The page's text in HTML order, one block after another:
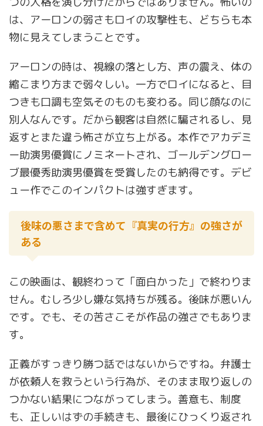
は、アーロンの弱さもロイの攻撃性も、どちらも本
物に見えてしまうことです。
アーロンの時は、視線の落とし方、声の震え、体の
縮こまり方まで弱々しい。一方でロイになると、目
つきも口調も空気そのものも変わる。同じ顔なのに
別人なんです。だから観客は自然に騙されるし、見
返すとまた違う怖さが立ち上がる。本作でアカデミ
ー助演男優賞にノミネートされ、ゴールデングロー
ブ最優秀助演男優賞を受賞したのも納得です。デビ
ュー作でこのインパクトは強すぎます。
後味の悪さまで含めて『真実の行方』の強さが
ある
この映画は、観終わって「面白かった」で終わりま
せん。むしろ少し嫌な気持ちが残る。後味が悪いん
です。でも、その苦さこそが作品の強さでもありま
す。
正義がすっきり勝つ話ではないからですね。弁護士
が依頼人を救うという行為が、そのまま取り返しの
つかない結果につながってしまう。善意も、制度
も、正しいはずの手続きも、最後にひっくり返され